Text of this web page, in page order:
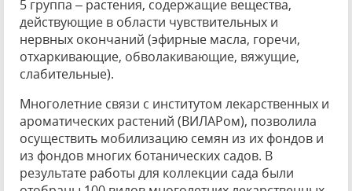
5 группа – растения, содержащие вещества,
действующие в области чувствительных и
нервных окончаний (эфирные масла, горечи,
отхаркивающие, обволакивающие, вяжущие,
слабительные).
Многолетние связи с институтом лекарственных и
ароматических растений (ВИЛАРом), позволила
осуществить мобилизацию семян из их фондов и
из фондов многих ботанических садов. В
результате работы для коллекции сада были